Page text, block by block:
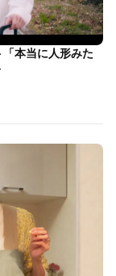
本当に人形みた